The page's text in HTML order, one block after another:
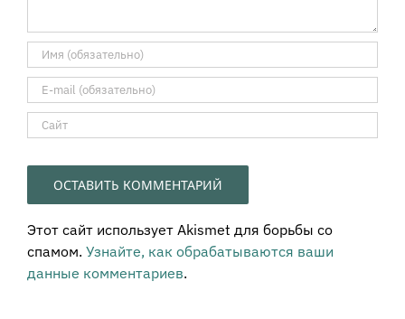
Этот сайт использует Akismet для борьбы со
спамом. Узнайте, как обрабатываются ваши
данные комментариев.